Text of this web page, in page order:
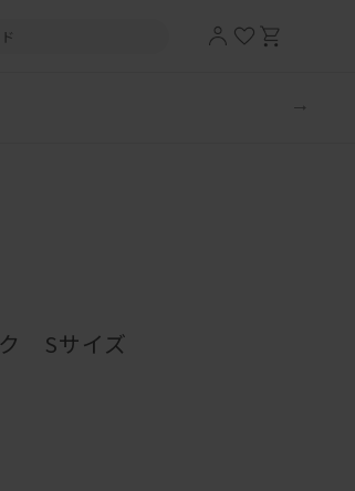
Sサイズ